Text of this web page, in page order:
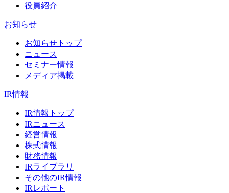
役員紹介
お知らせ
お知らせトップ
ニュース
セミナー情報
メディア掲載
IR情報
IR情報トップ
IRニュース
経営情報
株式情報
財務情報
IRライブラリ
その他のIR情報
IRレポート